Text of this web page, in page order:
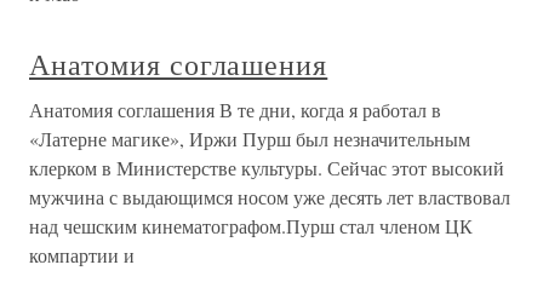
Анатомия соглашения
Анатомия соглашения В те дни, когда я работал в
«Латерне магике», Иржи Пурш был незначительным
клерком в Министерстве культуры. Сейчас этот высокий
мужчина с выдающимся носом уже десять лет властвовал
над чешским кинематографом.Пурш стал членом ЦК
компартии и